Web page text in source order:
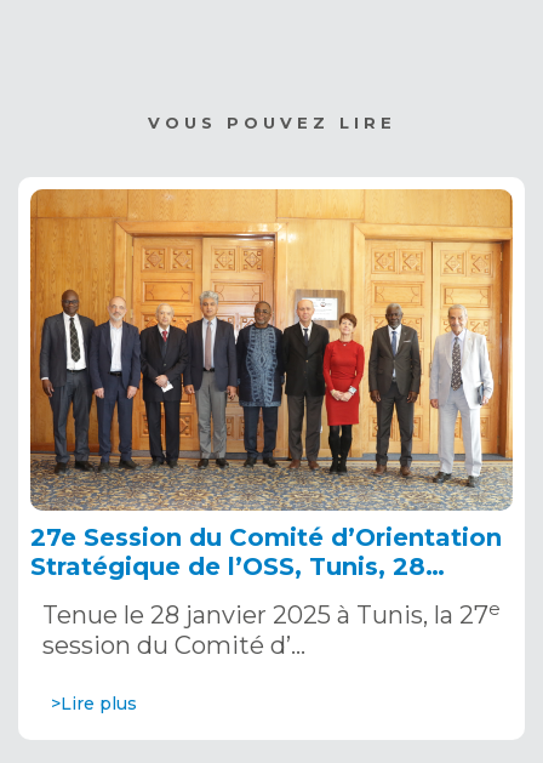
VOUS POUVEZ LIRE
27e Session du Comité d’Orientation
Stratégique de l’OSS, Tunis, 28
Tenue le 28 janvier 2025 à Tunis, la 27e
session du Comité d’…
>Lire plus